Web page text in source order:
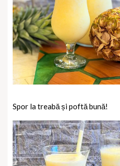
Spor la treabă și poftă bună!